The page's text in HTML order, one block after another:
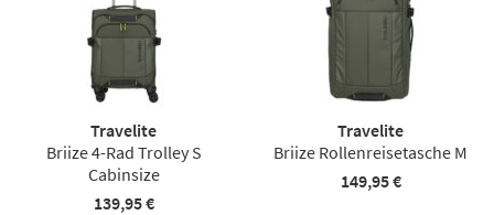
Travelite
Briize 4-Rad Trolley S
Cabinsize
139,95 €
Travelite
Briize Rollenreisetasche M
149,95 €